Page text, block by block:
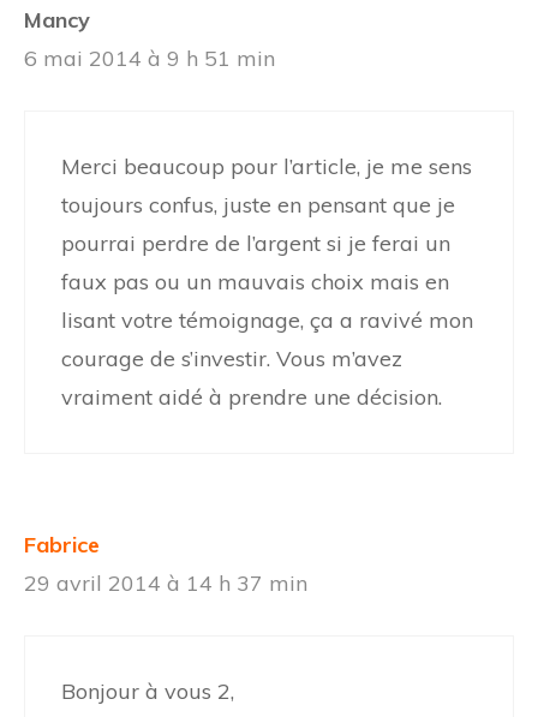
Mancy
6 mai 2014 à 9 h 51 min
Merci beaucoup pour l’article, je me sens
toujours confus, juste en pensant que je
pourrai perdre de l’argent si je ferai un
faux pas ou un mauvais choix mais en
lisant votre témoignage, ça a ravivé mon
courage de s’investir. Vous m’avez
vraiment aidé à prendre une décision.
Fabrice
29 avril 2014 à 14 h 37 min
Bonjour à vous 2,